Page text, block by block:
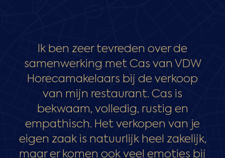
Ik ben zeer tevreden over de
samenwerking met Cas van VDW
Horecamakelaars bij de verkoop
van mijn restaurant. Cas is
bekwaam, volledig, rustig en
empathisch. Het verkopen van je
eigen zaak is natuurlijk heel zakelijk,
maar er komen ook veel emoties bij